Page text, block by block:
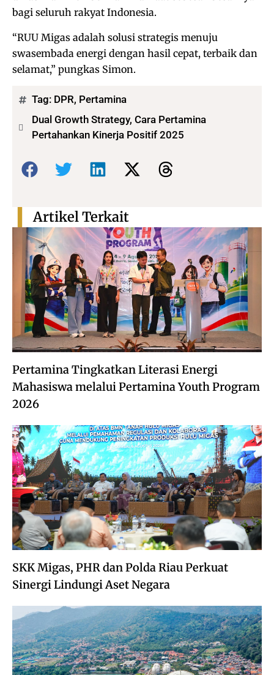
bagi seluruh rakyat Indonesia.
“RUU Migas adalah solusi strategis menuju
swasembada energi dengan hasil cepat, terbaik dan
selamat,” pungkas Simon.
Tag: DPR, Pertamina
Dual Growth Strategy, Cara Pertamina
Pertahankan Kinerja Positif 2025
Bagikan:
Pertamina Tingkatkan Literasi Energi
Mahasiswa melalui Pertamina Youth Program
2026
SKK Migas, PHR dan Polda Riau Perkuat
Sinergi Lindungi Aset Negara
Artikel Terkait